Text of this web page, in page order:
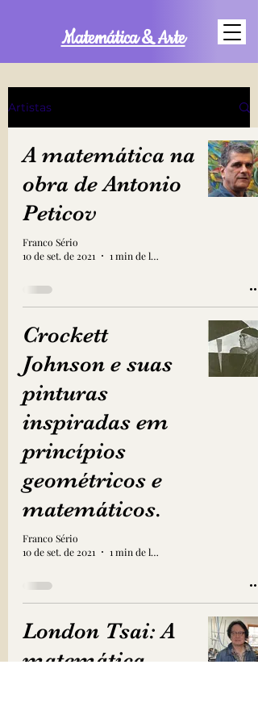
Matemática & Arte
Artistas
A matemática na
obra de Antonio
Peticov
Franco Sério
10 de set. de 2021
1 min de leitura
Crockett
Johnson e suas
pinturas
inspiradas em
princípios
geométricos e
matemáticos.
Franco Sério
10 de set. de 2021
1 min de leitura
London Tsai: A
matemática